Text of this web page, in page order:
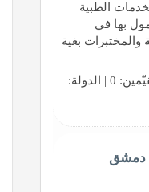
الطبية
بها في
والمختبرات بغية
دمشق